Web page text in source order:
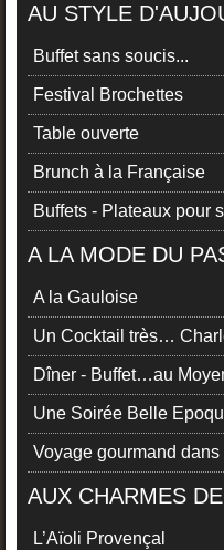
AU STYLE
Buffet sans soucis...
Festival Brochettes
Table ouverte
Brunch à la Française
Buffets - Plateaux pour
A LA MODE DU
A la Gauloise
Un Cocktail très…
Dîner - Buffet…au
Une Soirée Belle
Voyage gourmand dans
AUX CHARMES
L’Aïoli Provençal